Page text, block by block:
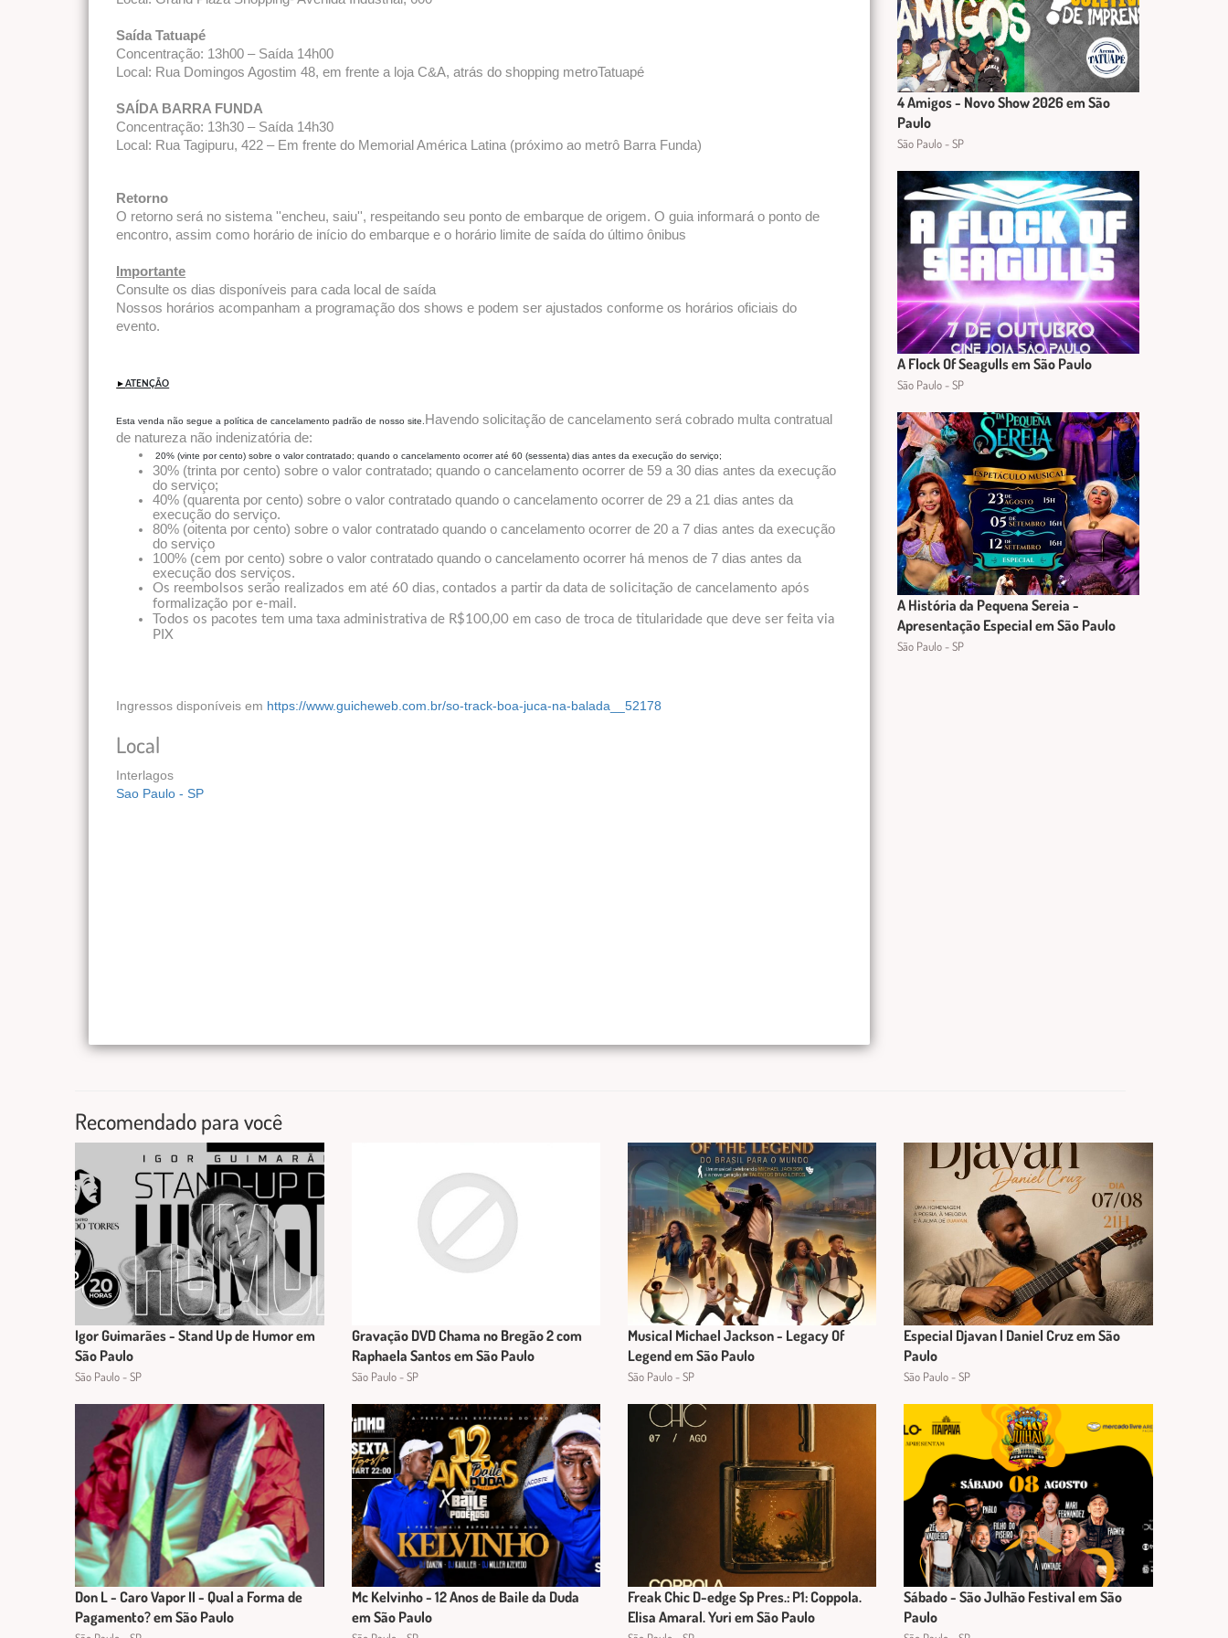
Saída Tatuapé
Concentração: 13h00 – Saída 14h00
Local: Rua Domingos Agostim 48, em frente a loja C&A, atrás do shopping metroTatuapé
SAÍDA BARRA FUNDA
Concentração: 13h30 – Saída 14h30
Local: Rua Tagipuru, 422 – Em frente do Memorial América Latina (próximo ao metrô Barra Funda)
Retorno
O retorno será no sistema ''encheu, saiu'', respeitando seu ponto de embarque de origem. O guia informará o ponto de
encontro, assim como horário de início do embarque e o horário limite de saída do último ônibus
Importante
Consulte os dias disponíveis para cada local de saída
Nossos horários acompanham a programação dos shows e podem ser ajustados conforme os horários oficiais do
evento.
►ATENÇÃO
Esta venda não segue a política de cancelamento padrão de nosso site. Havendo solicitação de cancelamento será cobrado multa contratual
de natureza não indenizatória de:
20% (vinte por cento) sobre o valor contratado; quando o cancelamento ocorrer até 60 (sessenta) dias antes da execução do serviço;
30% (trinta por cento) sobre o valor contratado; quando o cancelamento ocorrer de 59 a 30 dias antes da execução
do serviço;
40% (quarenta por cento) sobre o valor contratado quando o cancelamento ocorrer de 29 a 21 dias antes da
execução do serviço.
80% (oitenta por cento) sobre o valor contratado quando o cancelamento ocorrer de 20 a 7 dias antes da execução
do serviço
100% (cem por cento) sobre o valor contratado quando o cancelamento ocorrer há menos de 7 dias antes da
execução dos serviços.
Os reembolsos serão realizados em até 60 dias, contados a partir da data de solicitação de cancelamento após
formalização por e-mail.
Todos os pacotes tem uma taxa administrativa de R$100,00 em caso de troca de titularidade que deve ser feita via
PIX
Ingressos disponíveis em https://www.guicheweb.com.br/so-track-boa-juca-na-balada__52178
Local
Interlagos
Sao Paulo - SP
4 Amigos - Novo Show 2026 em São
Paulo
São Paulo - SP
A Flock Of Seagulls em São Paulo
São Paulo - SP
A História da Pequena Sereia -
Apresentação Especial em São Paulo
São Paulo - SP
Recomendado para você
Igor Guimarães - Stand Up de Humor em
São Paulo
São Paulo - SP
Gravação DVD Chama no Bregão 2 com
Raphaela Santos em São Paulo
São Paulo - SP
Musical Michael Jackson - Legacy Of
Legend em São Paulo
São Paulo - SP
Especial Djavan | Daniel Cruz em São
Paulo
São Paulo - SP
Don L - Caro Vapor II - Qual a Forma de
Pagamento? em São Paulo
Mc Kelvinho - 12 Anos de Baile da Duda
em São Paulo
Freak Chic D-edge Sp Pres.: P1: Coppola.
Elisa Amaral. Yuri em São Paulo
Sábado - São Julhão Festival em São
Paulo